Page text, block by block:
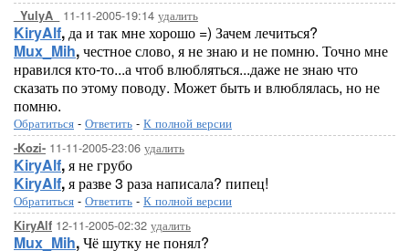
_YulyA_ 11-11-2005-19:14 удалить
KiryAlf,да и так мне хорошо =) Зачем лечиться?
Mux_Mih,честное слово, я не знаю и не помню. Точно мне
нравился кто-то...а чтоб влюбляться...даже не знаю что
сказать по этому поводу. Может быть и влюблялась, но не
помню.
Обратиться - Ответить - К полной версии
-Kozi- 11-11-2005-23:06 удалить
KiryAlf,я не грубо
KiryAlf,я разве 3 раза написала? пипец!
Обратиться - Ответить - К полной версии
KiryAlf 12-11-2005-02:32 удалить
Mux_Mih,Чё шутку не понял?